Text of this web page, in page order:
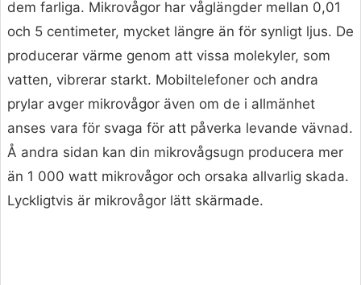
dem farliga. Mikrovågor har våglängder mellan 0,01
och 5 centimeter, mycket längre än för synligt ljus. De
producerar värme genom att vissa molekyler, som
vatten, vibrerar starkt. Mobiltelefoner och andra
prylar avger mikrovågor även om de i allmänhet
anses vara för svaga för att påverka levande vävnad.
Å andra sidan kan din mikrovågsugn producera mer
än 1 000 watt mikrovågor och orsaka allvarlig skada.
Lyckligtvis är mikrovågor lätt skärmade.